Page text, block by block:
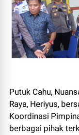
Putuk Cahu,
Raya, Heriyus,
Koordinasi
berbagai pihak